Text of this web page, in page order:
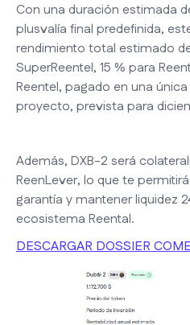
Con una duración estimada
plusvalía final predefinida,
rendimiento total estimado
SuperReentel, 15 % para
Reentel, pagado en una
proyecto, prevista para
Además, DXB-2 será
ReenLever, lo que te
garantía y mantener liquidez
ecosistema Reental.
DESCARGAR DOSSIER